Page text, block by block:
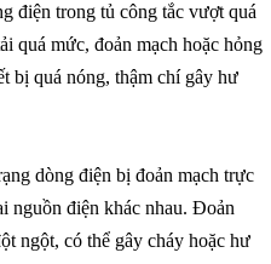
điện trong tủ công tắc vượt quá
quá mức, đoản mạch hoặc hỏng
bị quá nóng, thậm chí gây hư
dòng điện bị đoản mạch trực
nguồn điện khác nhau. Đoản
ngột, có thể gây cháy hoặc hư